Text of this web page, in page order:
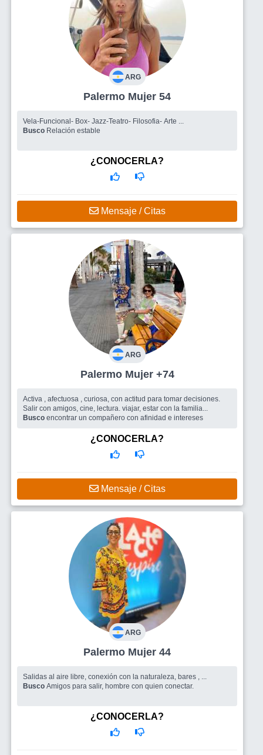
ARG
Palermo Mujer 54
Vela-Funcional- Box- Jazz-Teatro- Filosofia- Arte ...
Busco Relación estable
¿CONOCERLA?
Mensaje / Citas
ARG
Palermo Mujer +74
Activa , afectuosa , curiosa, con actitud para tomar decisiones.
Salir con amigos, cine, lectura. viajar, estar con la familia...
Busco encontrar un compañero con afinidad e intereses
¿CONOCERLA?
Mensaje / Citas
ARG
Palermo Mujer 44
Salidas al aire libre, conexión con la naturaleza, bares , ...
Busco Amigos para salir, hombre con quien conectar.
¿CONOCERLA?